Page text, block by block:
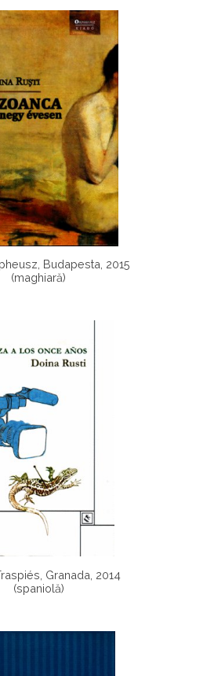
Budapesta, 2015
(maghiară)
Granada, 2014
(spaniolă)